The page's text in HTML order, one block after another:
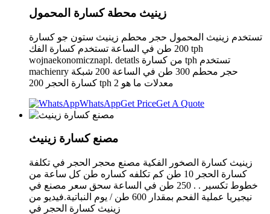
زينيث محطة كسارة المحمول
تستخدم زينيث المحمول حجر محطم زينيث ستون جو كسارة
200 طن في الساعة تستخدم كسارة الفك tph
wojnaekonomicznapl. detatls من كسارة tph تستخدم
machienry حجر محطم 300 طن في الساعة 200 شبكة
كسارة الحجر 200 tph 2 معدلات ما هو
WhatsAppGet PriceGet A Quote
مصنع كسارة زينيث
زينيث كسارة الصخور الفكية مصنع محجر الحجر في تكلفة
كسارة الحجر 10 طن كم تكلفه كساره طن كل ساعة من
خطوط تكسير . . 250 طن في الساعة سحق سعر مصنع في
نيجيريا عملية الفحم بمقدار 600 طن / يوم النباتية.فيديو من
زينيث كسارة الحجر في